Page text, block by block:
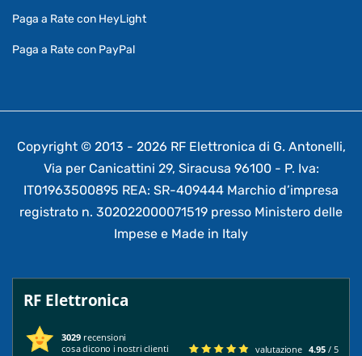
Paga a Rate con HeyLight
Paga a Rate con PayPal
Copyright © 2013 - 2026 RF Elettronica di G. Antonelli,
Via per Canicattini 29, Siracusa 96100 - P. Iva:
IT01963500895 REA: SR-409444 Marchio d’impresa
registrato n. 302022000071519 presso Ministero delle
Impese e Made in Italy
RF Elettronica
3029 recensioni
cosa dicono i nostri clienti
valutazione 4.95 / 5